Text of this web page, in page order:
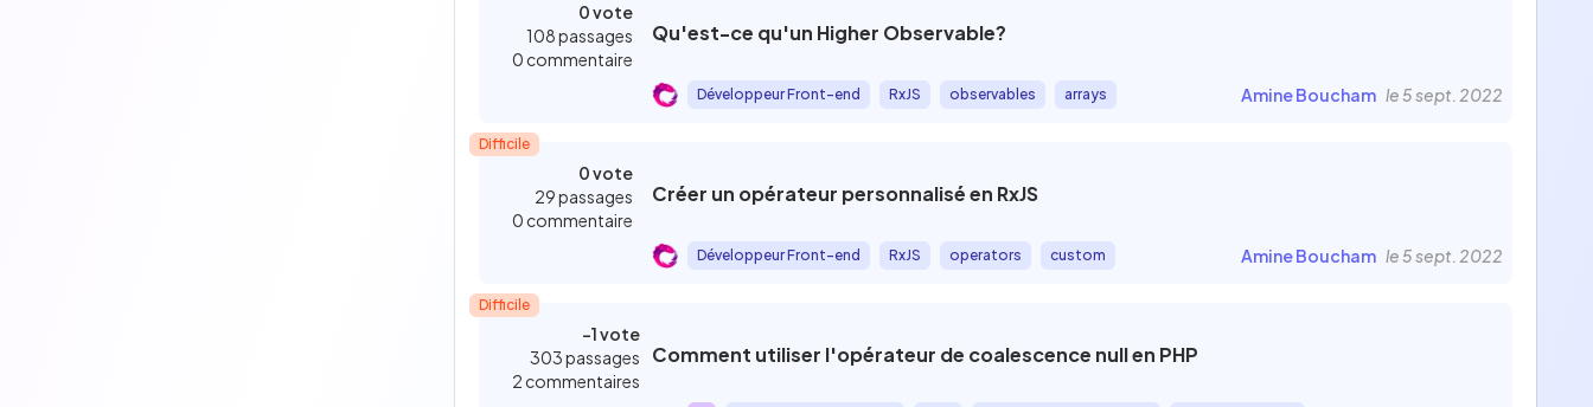
0 vote
108 passages
0 commentaire
Qu'est-ce qu'un Higher Observable?
Développeur Front-end RxJS observables arrays Amine Boucham le 5 sept. 2022
Difficile
0 vote
29 passages
0 commentaire
Créer un opérateur personnalisé en RxJS
Développeur Front-end RxJS operators custom Amine Boucham le 5 sept. 2022
Difficile
-1 vote
303 passages
2 commentaires
Comment utiliser l'opérateur de coalescence null en PHP